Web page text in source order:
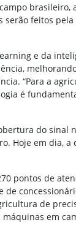
feitos pela
e da
“Para a
é
do sinal
Hoje em dia, a
pontos de
de
em